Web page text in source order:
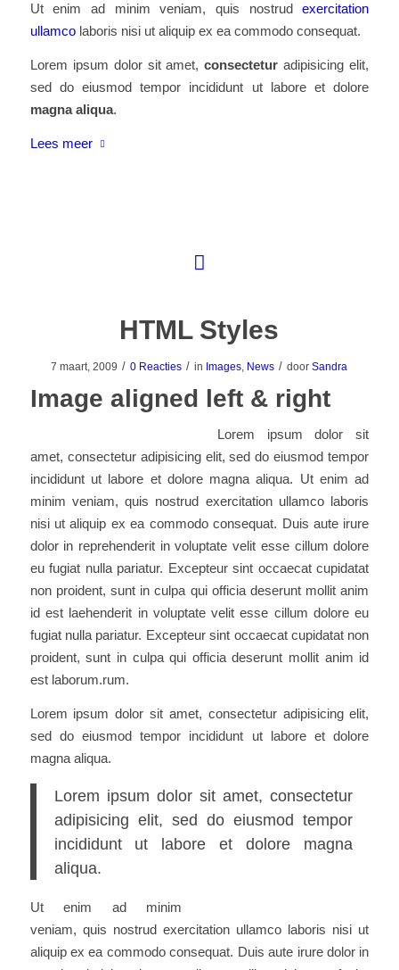
Ut enim ad minim veniam, quis nostrudexercitation
ullamcolaboris nisi ut aliquip ex ea commodo consequat.
Lorem ipsum dolor sit amet,consectetur adipisicing elit,
sed do eiusmod tempor incididunt ut labore et dolore
magna aliqua.
Lees meer
HTML Styles
7 maart, 2009 / 0 Reacties / in Images News / doorSandra
Image aligned left & right
Lorem ipsum dolor sit
amet, consectetur adipisicing elit, sed do eiusmod tempor
incididunt ut labore et dolore magna aliqua. Ut enim ad
minim veniam, quis nostrud exercitation ullamco laboris
nisi ut aliquip ex ea commodo consequat. Duis aute irure
dolor in reprehenderit in voluptate velit esse cillum dolore
eu fugiat nulla pariatur. Excepteur sint occaecat cupidatat
non proident, sunt in culpa qui officia deserunt mollit anim
id est laehenderit in voluptate velit esse cillum dolore eu
fugiat nulla pariatur. Excepteur sint occaecat cupidatat non
proident, sunt in culpa qui officia deserunt mollit anim id
est laborum.rum.
Lorem ipsum dolor sit amet, consectetur adipisicing elit,
sed do eiusmod tempor incididunt ut labore et dolore
magna aliqua.
Lorem ipsum dolor sit amet, consectetur
adipisicing elit, sed do eiusmod tempor
incididunt ut labore et dolore magna
aliqua.
Ut enim ad minim
veniam, quis nostrud exercitation ullamco laboris nisi ut
aliquip ex ea commodo consequat. Duis aute irure dolor in